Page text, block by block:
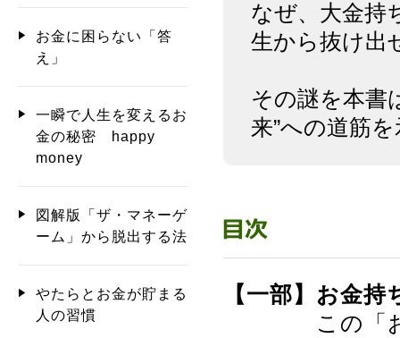
なぜ、大金持
生から抜け
その謎を本書
来”への道筋
【一部】お金
この「お金
お金に困らない「答
え」
一瞬で人生を変えるお
金の秘密 happy
money
図解版「ザ・マネーゲ
ーム」から脱出する法
やたらとお金が貯まる
人の習慣